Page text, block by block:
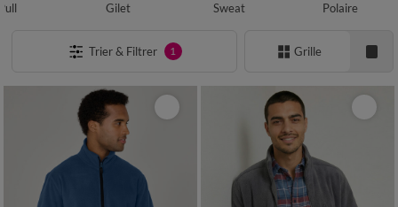
Gilet Sweat Polaire
Trier & Filtrer 1 Grille